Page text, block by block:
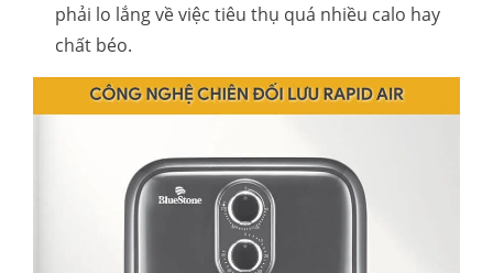
phải lo lắng về việc tiêu thụ quá nhiều calo hay
chất béo.